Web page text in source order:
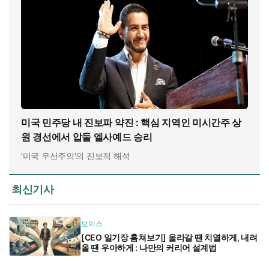
미국 민주당 내 진보파 약진 : 핵심 지역인 미시간주 상
원 경선에서 압둘 엘사예드 승리
'미국 우선주의'의 진보적 해석
최신기사
보이스
[CEO 일기장 훔쳐보기] 올라갈 땐 치열하게, 내려
올 땐 우아하게 : 나만의 커리어 설계법